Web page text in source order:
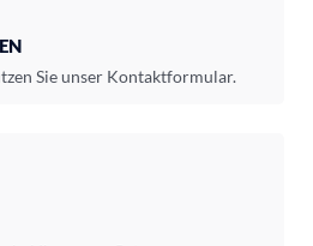
Sie unser Kontaktformular.